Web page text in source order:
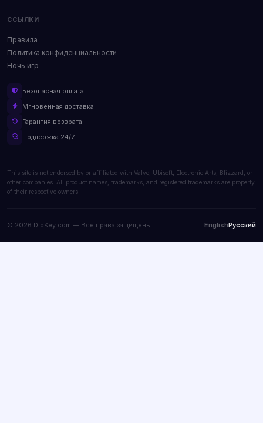
ССЫЛКИ
Правила
Политика конфиденциальности
Ночь игр
Безопасная оплата
Мгновенная доставка
Гарантия возврата
Поддержка 24/7
This site is not endorsed by or affiliated with Valve, Ubisoft, Electronic Arts, Blizzard, or
other companies. All product names, trademarks, and registered trademarks are property
of their respective owners.
© 2026 DioKey.com — Все права защищены. EnglishРусский